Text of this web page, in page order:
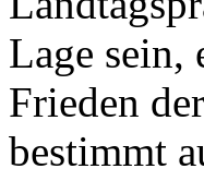
Lage sein,
Frieden
bestimmt